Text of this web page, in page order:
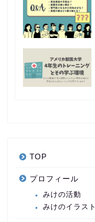
TOP
プロフィール
みけの活動
みけのイラス